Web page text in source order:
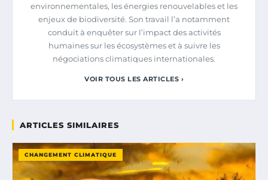
environnementales, les énergies renouvelables et les
enjeux de biodiversité. Son travail l’a notamment
conduit à enquêter sur l’impact des activités
humaines sur les écosystèmes et à suivre les
négociations climatiques internationales.
VOIR TOUS LES ARTICLES ›
ARTICLES SIMILAIRES
CHANGEMENT CLIMATIQUE